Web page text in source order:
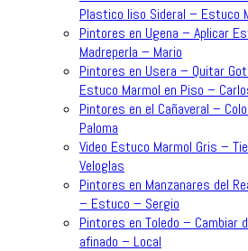
Plastico liso Sideral – Estuco
Pintores en Ugena – Aplicar
Madreperla – Mario
Pintores en Usera – Quitar
Estuco Marmol en Piso –
Pintores en el Cañaveral –
Paloma
Video Estuco Marmol Gris –
Veloglas
Pintores en Manzanares del
– Estuco – Sergio
Pintores en Toledo – Cambiar
afinado – Local